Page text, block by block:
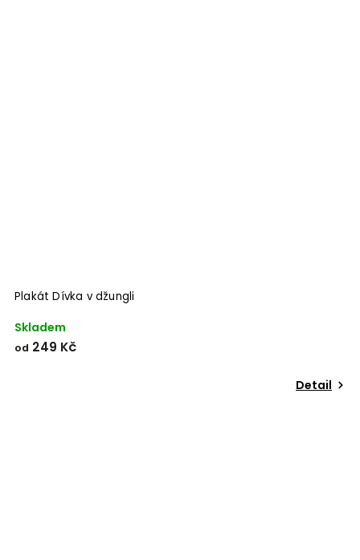
Plakát Dívka v džungli
Skladem
od 249 Kč
Detail